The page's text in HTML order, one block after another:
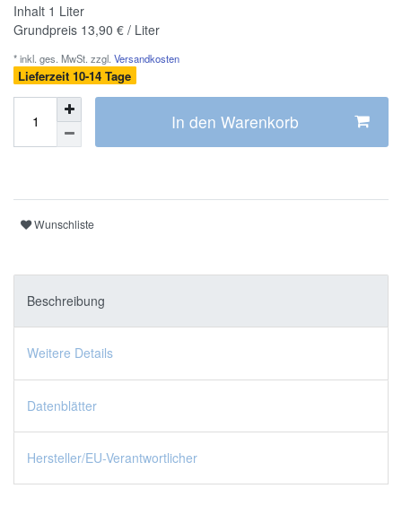
Inhalt 1 Liter
Grundpreis 13,90 € / Liter
* inkl. ges. MwSt. zzgl. Versandkosten
Lieferzeit 10-14 Tage
In den Warenkorb
Wunschliste
Beschreibung
Weitere Details
Datenblätter
Hersteller/EU-Verantwortlicher